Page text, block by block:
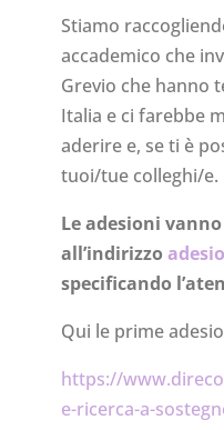
Stiamo
accademico che
Grevio che hanno
Italia e ci farebbe
aderire e, se ti è
tuoi/tue colleghi/e.
Le adesioni
all’indirizzo
specificando
Qui le prime
https://
e-ricerca-a-